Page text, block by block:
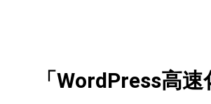
「WordPress高